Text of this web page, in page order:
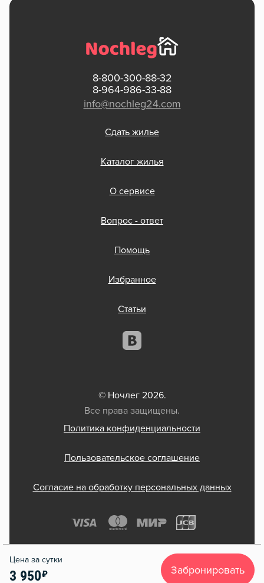
3 950 Забронировать
8-800-300-88-32
8-964-986-33-88
info@nochleg24.com
Сдать жилье
Каталог жилья
О сервисе
Вопрос - ответ
Помощь
Избранное
Статьи
© Ночлег 2026.
Все права защищены.
Политика конфиденциальности
Пользовательское соглашение
Согласие на обработку персональных данных